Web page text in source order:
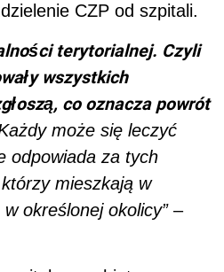
CZP od szpitali.
terytorialnej. Czyli
wszystkich
co oznacza powrót
może się leczyć
odpowiada za tych
mieszkają w
określonej okolicy”–